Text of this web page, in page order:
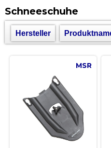
Schneeschuhe
Hersteller
MSR